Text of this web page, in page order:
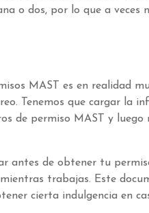
o dos, por lo que a veces
MAST es en realidad
Tenemos que cargar la
de permiso MAST y luego
antes de obtener tu
trabajas. Este
cierta indulgencia en